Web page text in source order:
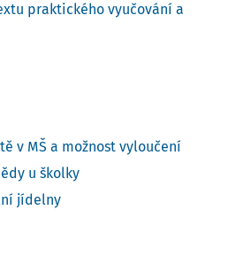
praktického vyučování a
v MŠ a možnost vyloučení
u školky
jídelny